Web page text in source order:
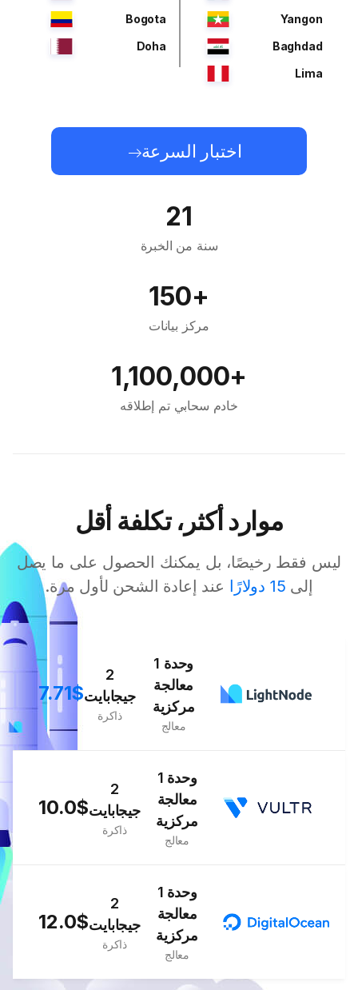
Yangon
Bogota
Baghdad
Doha
Lima
اختبار السرعة
21
سنة من الخبرة
+150
مركز بيانات
+1,100,000
خادم سحابي تم إطلاقه
موارد أكثر، تكلفة أقل
ليس فقط رخيصًا، بل يمكنك الحصول على ما يصل
إلى 15 دولارًا عند إعادة الشحن لأول مرة.
7.71$
2
جيجابايت
ذاكرة
1 وحدة
معالجة
مركزية
معالج
10.0$
2
جيجابايت
ذاكرة
1 وحدة
معالجة
مركزية
معالج
12.0$
2
جيجابايت
ذاكرة
1 وحدة
معالجة
مركزية
معالج